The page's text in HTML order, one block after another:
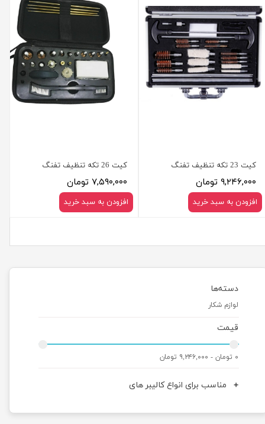
دسته‌ها
لوازم شکار
قیمت
۰ تومان - ۹,۲۴۶,۰۰۰ تومان
مناسب برای انواع کالیبر های
کیت 23 تکه تنظیف تفنگ
۹,۲۴۶,۰۰۰ تومان
افزودن به سبد خرید
کیت 26 تکه تنظیف تفنگ
۷,۵۹۰,۰۰۰ تومان
افزودن به سبد خرید